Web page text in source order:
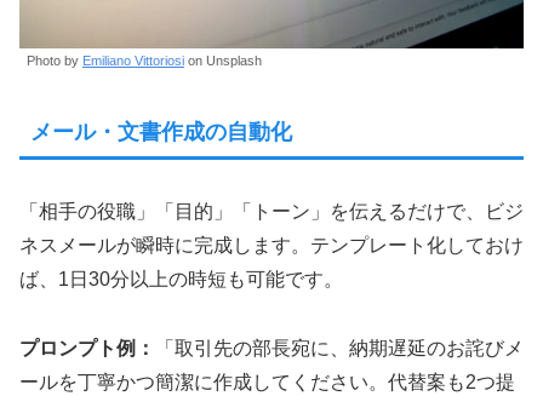
Photo by Emiliano Vittoriosi on Unsplash
メール・文書作成の自動化
「相手の役職」「目的」「トーン」を伝えるだけで、ビジ
ネスメールが瞬時に完成します。テンプレート化しておけ
ば、1日30分以上の時短も可能です。
プロンプト例：
「取引先の部長宛に、納期遅延のお詫びメ
ールを丁寧かつ簡潔に作成してください。代替案も2つ提